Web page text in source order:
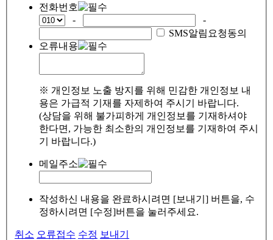
전화번호
-
-
SMS알림요청동의
오류내용
※ 개인정보 노출 방지를 위해 민감한 개인정보 내
용은 가급적 기재를 자제하여 주시기 바랍니다.
(상담을 위해 불가피하게 개인정보를 기재하셔야
한다면, 가능한 최소한의 개인정보를 기재하여 주시
기 바랍니다.)
메일주소
작성하신 내용을 완료하시려면 [보내기] 버튼을, 수
정하시려면 [수정]버튼을 눌러주세요.
취소 오류접수 수정 보내기